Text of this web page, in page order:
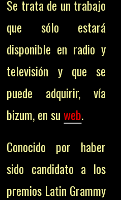
Se trata de un trabajo
que sólo estará
disponible en radio y
televisión y que se
puede adquirir, vía
bizum, en suweb.
Conocido por haber
sido candidato a los
premios Latin Grammy